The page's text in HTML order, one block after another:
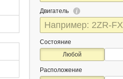
Двигатель
Состояние
Любой
Расположение